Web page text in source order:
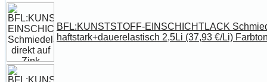
BFL:KUNSTSTOFF-EINSCHICHTLACK
haftstark+dauerelastisch 2,5Li (37,93 €/Li)